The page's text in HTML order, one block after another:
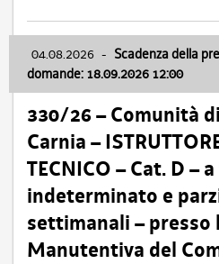
04.08.2026 - Scadenza della
domande: 18.09.2026 12:00
330/26 – Comunità
Carnia –
TECNICO – Cat. D –
indeterminato e
settimanali – presso
Manutentiva del